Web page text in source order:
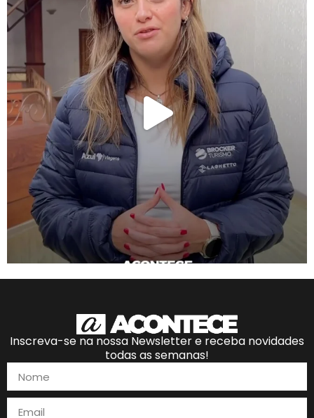
Inscreva-se na nossa Newsletter e receba novidades
todas as semanas!